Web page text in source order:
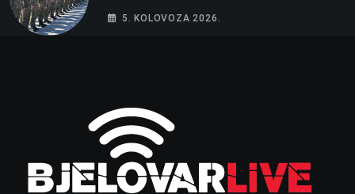
vojnika i 6 vojnikinja
5. KOLOVOZA 2026.